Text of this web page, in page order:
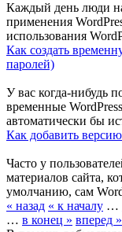
Каждый день люди
применения
использования
Как создать
паролей)
У вас когда-нибудь
временные
автоматически бы
Как добавить
Часто у
материалов сайта,
умолчанию, сам
« назад « к началу …
… в конец » вперед »